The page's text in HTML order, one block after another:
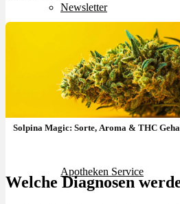
Newsletter
Services
Ärzte Service
Rezept Service
Apotheken Service
Solpina Magic: Sorte, Aroma & THC
Welche Diagnosen